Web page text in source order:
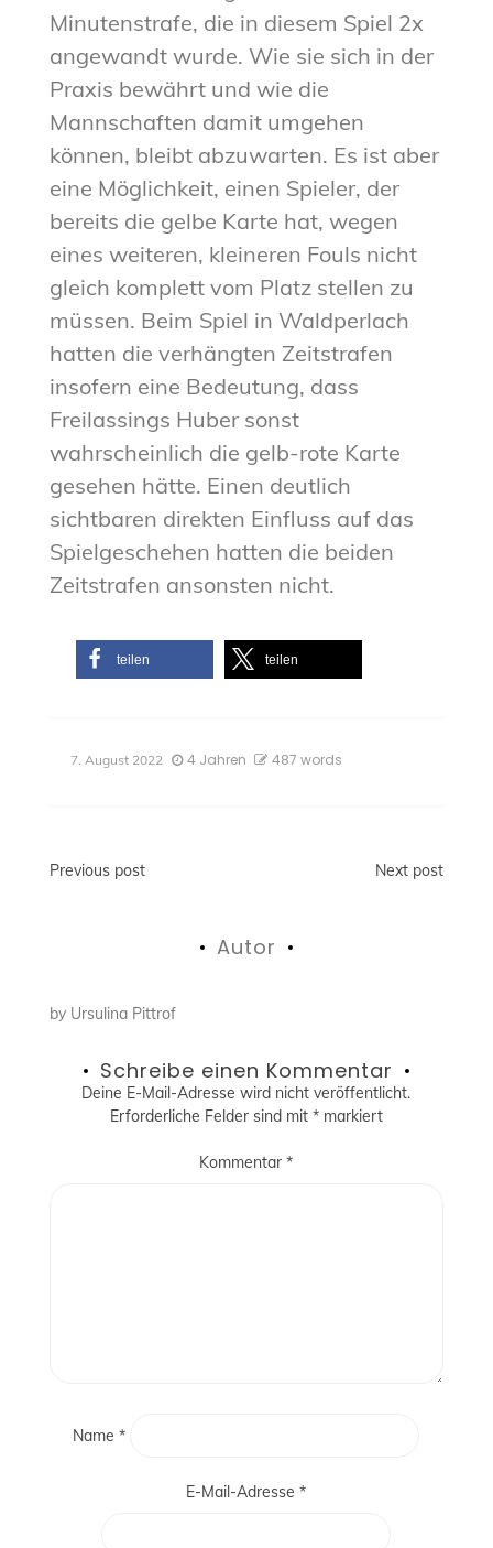
Minutenstrafe, die in diesem Spiel 2x
angewandt wurde. Wie sie sich in der
Praxis bewährt und wie die
Mannschaften damit umgehen
können, bleibt abzuwarten. Es ist aber
eine Möglichkeit, einen Spieler, der
bereits die gelbe Karte hat, wegen
eines weiteren, kleineren Fouls nicht
gleich komplett vom Platz stellen zu
müssen. Beim Spiel in Waldperlach
hatten die verhängten Zeitstrafen
insofern eine Bedeutung, dass
Freilassings Huber sonst
wahrscheinlich die gelb-rote Karte
gesehen hätte. Einen deutlich
sichtbaren direkten Einfluss auf das
Spielgeschehen hatten die beiden
Zeitstrafen ansonsten nicht.
teilen teilen
7. August 2022 4 Jahren 487 words
Beitragsnavigation
Previous post Next post
Autor
by Ursulina Pittrof
Schreibe einen Kommentar
Deine E-Mail-Adresse wird nicht veröffentlicht.
Erforderliche Felder sind mit *markiert
Kommentar*
Name*
E-Mail-Adresse*